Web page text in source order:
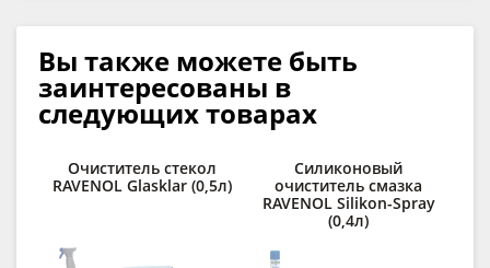
Вы также можете быть
заинтересованы в
следующих товарах
Очиститель стекол
RAVENOL Glasklar (0,5л)
Силиконовый
очиститель смазка
RAVENOL Silikon-Spray
(0,4л)